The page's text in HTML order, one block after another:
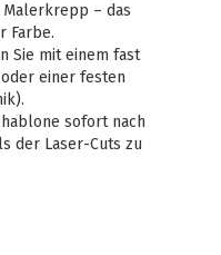
– das
Farbe.
Sie mit einem fast
einer festen
sofort nach
der Laser-Cuts zu